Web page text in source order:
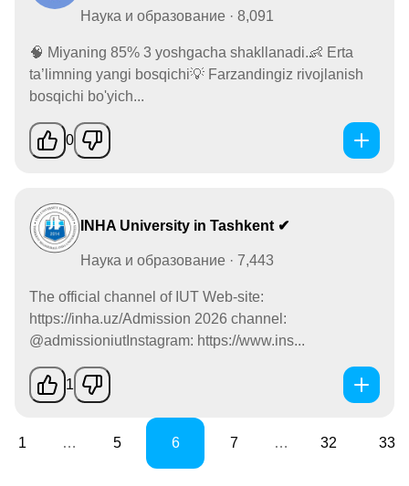
Наука и образование · 8,091
🧠 Miyaning 85% 3 yoshgacha shakllanadi.👶 Erta
ta’limning yangi bosqichi💡 Farzandingiz rivojlanish
bosqichi bo'yich...
0
INHA University in Tashkent ✔
Наука и образование · 7,443
The official channel of IUT Web-site:
https://inha.uz/Admission 2026 channel:
@admissioniutInstagram: https://www.ins...
1
1 … 5 6 7 … 32 33